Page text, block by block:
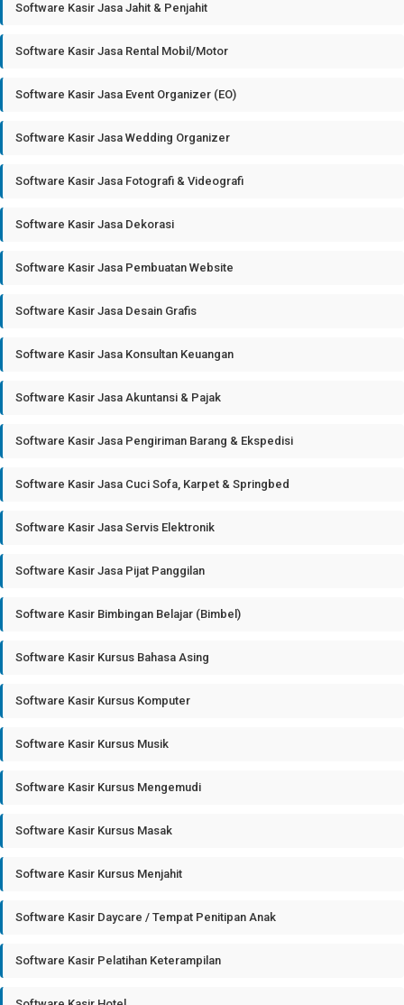
Software Kasir Jasa Jahit & Penjahit
Software Kasir Jasa Rental Mobil/Motor
Software Kasir Jasa Event Organizer (EO)
Software Kasir Jasa Wedding Organizer
Software Kasir Jasa Fotografi & Videografi
Software Kasir Jasa Dekorasi
Software Kasir Jasa Pembuatan Website
Software Kasir Jasa Desain Grafis
Software Kasir Jasa Konsultan Keuangan
Software Kasir Jasa Akuntansi & Pajak
Software Kasir Jasa Pengiriman Barang & Ekspedisi
Software Kasir Jasa Cuci Sofa, Karpet & Springbed
Software Kasir Jasa Servis Elektronik
Software Kasir Jasa Pijat Panggilan
Software Kasir Bimbingan Belajar (Bimbel)
Software Kasir Kursus Bahasa Asing
Software Kasir Kursus Komputer
Software Kasir Kursus Musik
Software Kasir Kursus Mengemudi
Software Kasir Kursus Masak
Software Kasir Kursus Menjahit
Software Kasir Daycare / Tempat Penitipan Anak
Software Kasir Pelatihan Keterampilan